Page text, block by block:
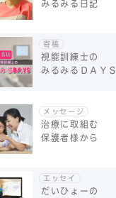
みるみる日記
寄稿
視能訓練士の
みるみるＤＡＹＳ
メッセージ
治療に取組む
保護者様から
エッセイ
だいひょーの